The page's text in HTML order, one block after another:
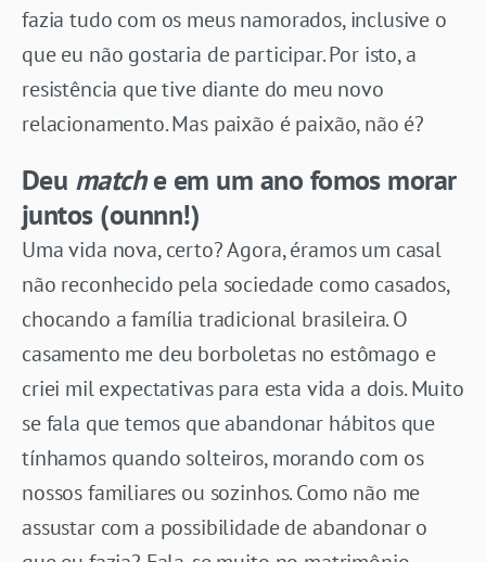
fazia tudo com os meus namorados, inclusive o
que eu não gostaria de participar. Por isto, a
resistência que tive diante do meu novo
relacionamento. Mas paixão é paixão, não é?
Deu matche em um ano fomos morar
juntos (ounnn!)
Uma vida nova, certo? Agora, éramos um casal
não reconhecido pela sociedade como casados,
chocando a família tradicional brasileira. O
casamento me deu borboletas no estômago e
criei mil expectativas para esta vida a dois. Muito
se fala que temos que abandonar hábitos que
tínhamos quando solteiros, morando com os
nossos familiares ou sozinhos. Como não me
assustar com a possibilidade de abandonar o